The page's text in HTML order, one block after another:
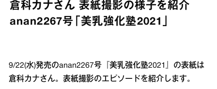
倉科カナさん 表紙撮影の様子を紹介
anan2267号「美乳強化塾2021」
9/22(水)発売のanan2267号『美乳強化塾2021』の表紙は
倉科カナさん。表紙撮影のエピソードを紹介します。